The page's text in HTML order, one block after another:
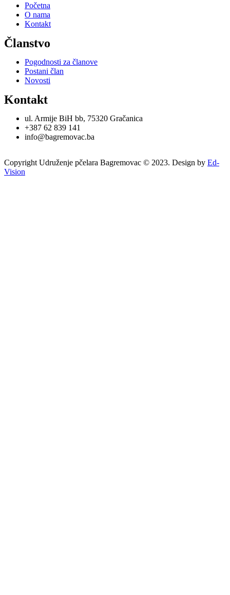
Početna
O nama
Kontakt
Članstvo
Pogodnosti za članove
Postani član
Novosti
Kontakt
ul. Armije BiH bb, 75320 Gračanica
+387 62 839 141
info@bagremovac.ba
Copyright Udruženje pčelara Bagremovac © 2023. Design by Ed-
Vision